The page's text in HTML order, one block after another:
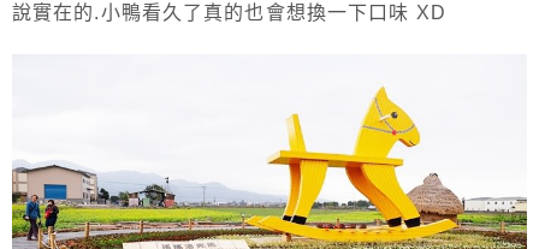
說實在的.小鴨看久了真的也會想換一下口味 XD